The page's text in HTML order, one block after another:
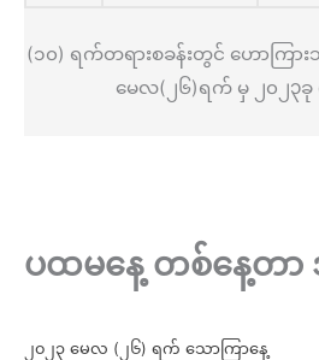
(၁၀) ရက်တရားစခန်းတွင် ဟောကြား
မေလ(၂၆)ရက် မှ ၂၀၂၃
ပထမနေ့ တစ်နေ့တာ
၂၀၂၃ မေလ (၂၆) ရက် သောကြာနေ့